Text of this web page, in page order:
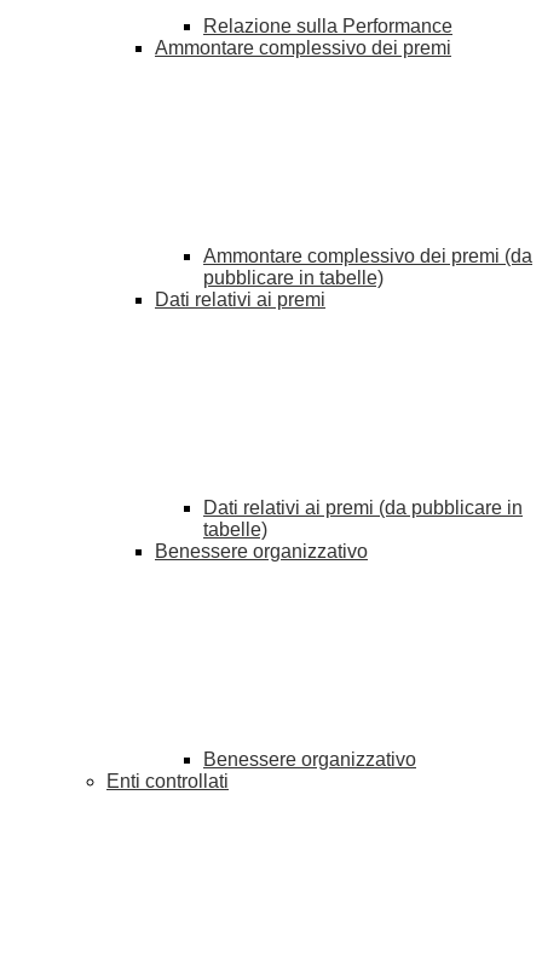
Relazione sulla Performance
Ammontare complessivo dei premi
Ammontare complessivo dei premi (da
pubblicare in tabelle)
Dati relativi ai premi
Dati relativi ai premi (da pubblicare in
tabelle)
Benessere organizzativo
Benessere organizzativo
Enti controllati